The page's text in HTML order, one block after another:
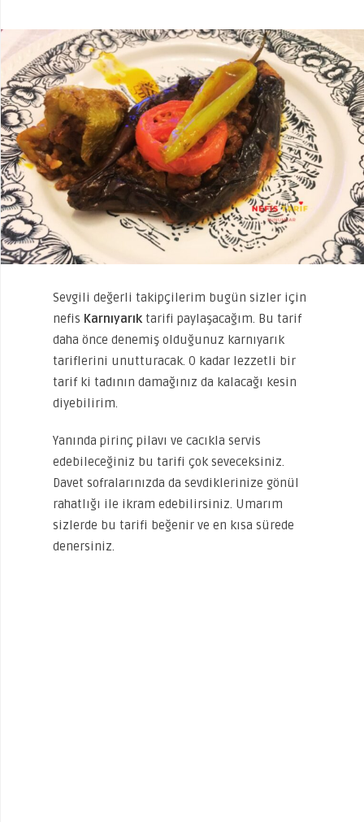
Sevgili değerli takipçilerim bugün sizler için
nefis Karnıyarık tarifi paylaşacağım. Bu tarif
daha önce denemiş olduğunuz karnıyarık
tariflerini unutturacak. O kadar lezzetli bir
tarif ki tadının damağınız da kalacağı kesin
diyebilirim.
Yanında pirinç pilavı ve cacıkla servis
edebileceğiniz bu tarifi çok seveceksiniz.
Davet sofralarınızda da sevdiklerinize gönül
rahatlığı ile ikram edebilirsiniz. Umarım
sizlerde bu tarifi beğenir ve en kısa sürede
denersiniz.